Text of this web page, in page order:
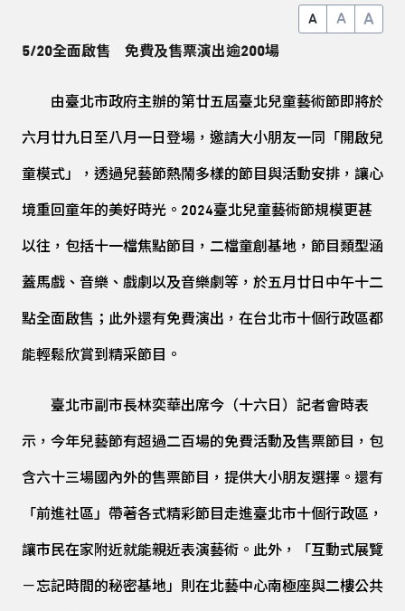
A A A
5/20全面啟售 免費及售票演出逾200場
由臺北市政府主辦的第廿五屆臺北兒童藝術節即將於
六月廿九日至八月一日登場，邀請大小朋友一同「開啟兒
童模式」，透過兒藝節熱鬧多樣的節目與活動安排，讓心
境重回童年的美好時光。2024臺北兒童藝術節規模更甚
以往，包括十一檔焦點節目，二檔童創基地，節目類型涵
蓋馬戲、音樂、戲劇以及音樂劇等，於五月廿日中午十二
點全面啟售；此外還有免費演出，在台北市十個行政區都
能輕鬆欣賞到精采節目。
臺北市副市長林奕華出席今（十六日）記者會時表
示，今年兒藝節有超過二百場的免費活動及售票節目，包
含六十三場國內外的售票節目，提供大小朋友選擇。還有
「前進社區」帶著各式精彩節目走進臺北市十個行政區，
讓市民在家附近就能親近表演藝術。此外，「互動式展覽
－忘記時間的秘密基地」則在北藝中心南極座與二樓公共